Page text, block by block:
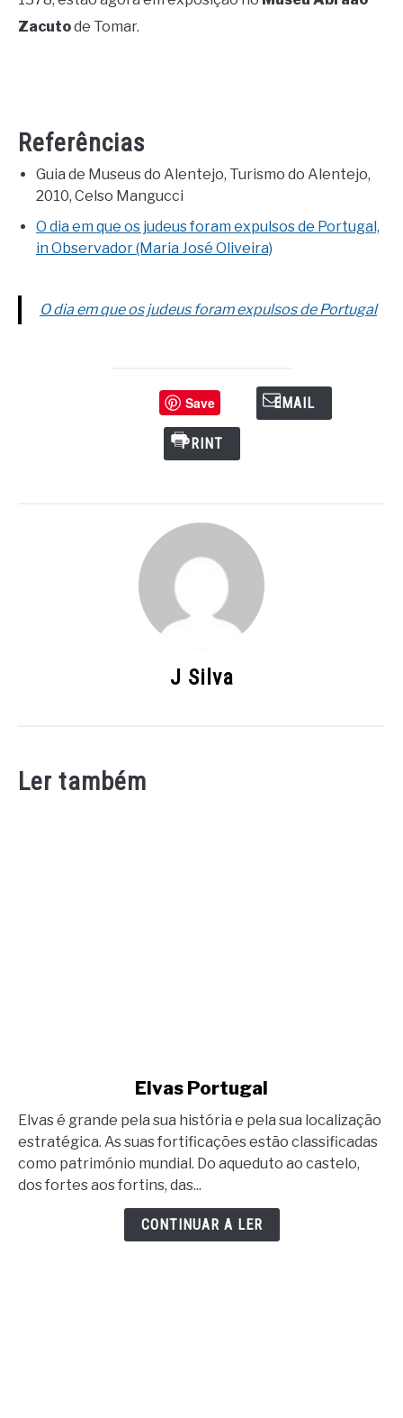
Zacutode Tomar.
Referências
Guia de Museus do Alentejo, Turismo do Alentejo,
2010, Celso Mangucci
O dia em que os judeus foram expulsos de Portugal,
in Observador (Maria José Oliveira)
O dia em que os judeus foram expulsos de Portugal
Save EMAIL
PRINT
J Silva
Ler também
Elvas
Portugal
Elvas Portugal
Elvas é grande pela sua história e pela sua localização
estratégica. As suas fortificações estão classificadas
como património mundial. Do aqueduto ao castelo,
dos fortes aos fortins, das...
CONTINUAR A LER